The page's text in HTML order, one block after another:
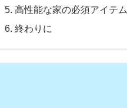
高性能な家の必須アイテム
終わりに